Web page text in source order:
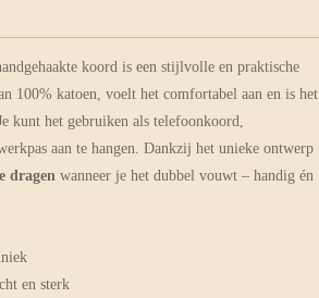
koord is een stijlvolle en praktische
100% katoen, voelt het comfortabel aan en is het
kunt het gebruiken als telefoonkoord,
aan te hangen. Dankzij het unieke ontwerp
dragen wanneer je het dubbel vouwt – handig én
en sterk